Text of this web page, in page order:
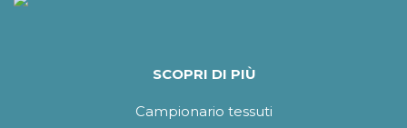
SCOPRI DI PIÙ
Campionario tessuti